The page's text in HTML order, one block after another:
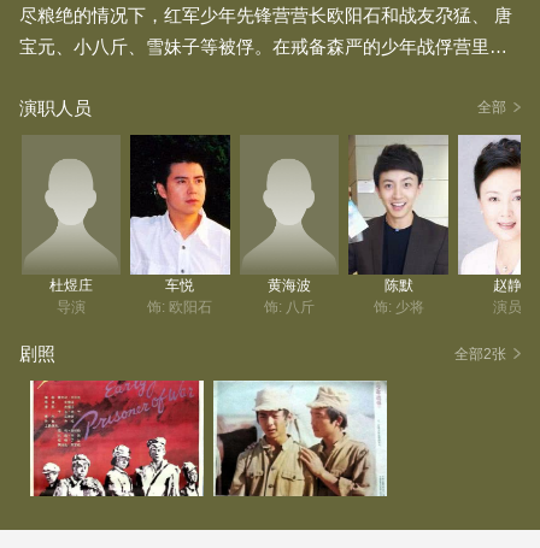
尽粮绝的情况下，红军少年先锋营营长欧阳石和战友尕猛、 唐
宝元、小八斤、雪妹子等被俘。在戒备森严的少年战俘营里，
变"国共合作的机会改编红军战俘。欧阳石和尕猛他们与敌人据
理力争，终于迫使敌人接受了少年战俘们提出的条件，粉碎了
敌人的阴谋。生性胆小怯懦的唐宝元和小八斤禁不住敌人的恐
吓，穿上了马家军的服装，战友们纷纷斥责他俩的行为。孤独
的唐宝元结识了马家军的老马夫，从此，俩人相依为命。机智
勇敢的欧阳石精心安排尕猛和小八斤逃出了战俘营，不幸的小
八斤倒在茫茫浙沙海中，尕猛也被敌人抓了回来。身为营长的
为给受凌辱的雪妹子报仇，毅然跃身上马，击毙了敌连长，自
己也壮烈牺牲。目睹此景，悲愤之极的雪妹子毅然纵身跳下悬
崖。勇敢的尕猛第二次逃跑了，在敌骑兵穷追不舍的危急时
刻，唐宝元挺身而出，把马和枪交给尕猛，为掩护尕猛，他把
手榴弹投向敌人，用行动证明自己不是叛徒。 戈壁沙漠中，尕
演职人员 全部
杜煜庄
导演
车悦
饰: 欧阳石
黄海波
饰: 八斤
陈默
饰: 少将
赵静
演员
剧照 全部2张